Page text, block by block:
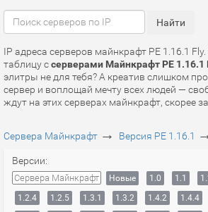
IP адреса серверов майнкрафт PE 1.16.1
таблицу ссерверами Майнкрафт PE 1.16.1
элитры не для тебя? А креатив слишком
сервер и воплощай мечту всех людей —
ждут на этих серверах майнкрафт, скорее
Сервера Майнкрафт → Версия PE 1.16.1
Версии:
Сервера Майнкрафт Новые 1.0 1.1
1.2.4
1.2.5 1.3.1 1.3.2 1.4.2 1.4.4